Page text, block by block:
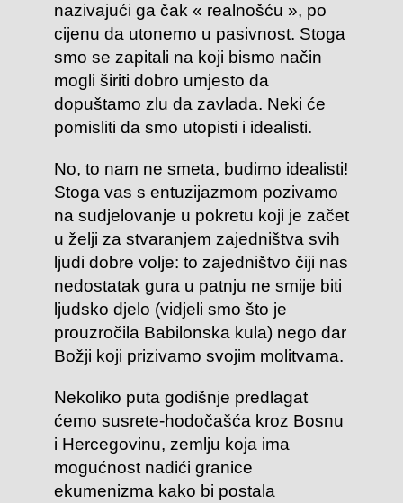
nazivajući ga čak « realnošću », po
cijenu da utonemo u pasivnost. Stoga
smo se zapitali na koji bismo način
mogli širiti dobro umjesto da
dopuštamo zlu da zavlada. Neki će
pomisliti da smo utopisti i idealisti.
No, to nam ne smeta, budimo idealisti!
Stoga vas s entuzijazmom pozivamo
na sudjelovanje u pokretu koji je začet
u želji za stvaranjem zajedništva svih
ljudi dobre volje: to zajedništvo čiji nas
nedostatak gura u patnju ne smije biti
ljudsko djelo (vidjeli smo što je
prouzročila Babilonska kula) nego dar
Božji koji prizivamo svojim molitvama.
Nekoliko puta godišnje predlagat
ćemo susrete-hodočašća kroz Bosnu
i Hercegovinu, zemlju koja ima
mogućnost nadići granice
ekumenizma kako bi postala